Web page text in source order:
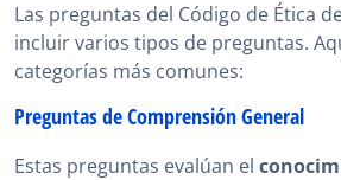
Las preguntas del Código de Ética
incluir varios tipos de preguntas.
categorías más comunes:
Preguntas de Comprensión General
Estas preguntas evalúan el